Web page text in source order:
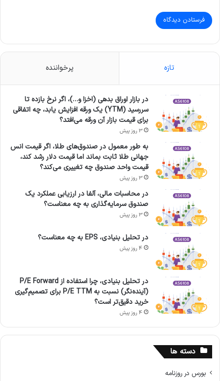
تازه پرخواننده
در بازار اوراق بدهی (اخزا و…)، اگر نرخ بازده تا
سررسید (YTM) یک ورقه افزایش یابد، چه اتفاقی
برای قیمت بازار آن ورقه می‌افتد؟
3 روز پیش
به طور معمول در صندوق‌های طلا، اگر قیمت انس
جهانی طلا ثابت بماند اما قیمت دلار رشد کند،
قیمت واحد صندوق چه تغییری می‌کند؟
3 روز پیش
در محاسبات مالی، آلفا در ارزیابی عملکرد یک
صندوق سرمایه‌گذاری به چه معناست؟
3 روز پیش
در تحلیل بنیادی، EPS به چه معناست؟
4 روز پیش
در تحلیل بنیادی، چرا استفاده از P/E Forward
(آینده‌نگر) نسبت به P/E TTM برای تصمیم‌گیری
خرید دقیق‌تر است؟
4 روز پیش
دسته ها
بورس در روزنامه